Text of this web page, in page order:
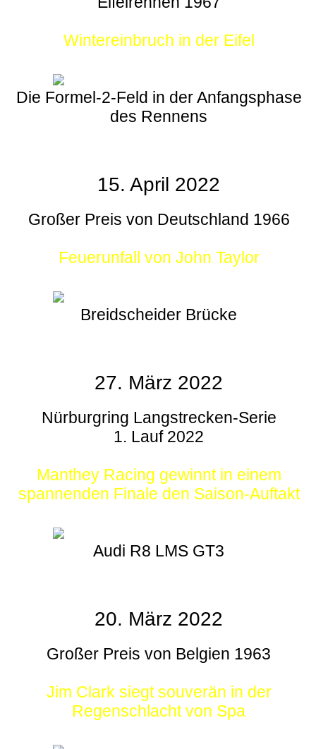
Wintereinbruch in der Eifel
Die Formel-2-Feld in der Anfangsphase
des Rennens
15. April 2022
Großer Preis von Deutschland 1966
Feuerunfall von John Taylor
Breidscheider Brücke
27. März 2022
Nürburgring Langstrecken-Serie
1. Lauf 2022
Manthey Racing gewinnt in einem
spannenden Finale den Saison-Auftakt
Audi R8 LMS GT3
20. März 2022
Großer Preis von Belgien 1963
Jim Clark siegt souverän in der
Regenschlacht von Spa